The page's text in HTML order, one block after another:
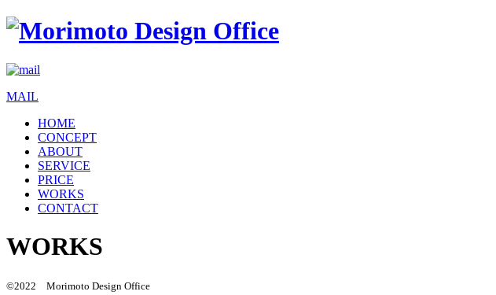
MAIL
HOME
CONCEPT
ABOUT
SERVICE
PRICE
WORKS
CONTACT
WORKS
©2022 Morimoto Design Office